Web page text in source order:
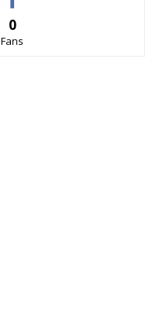
0
Fans